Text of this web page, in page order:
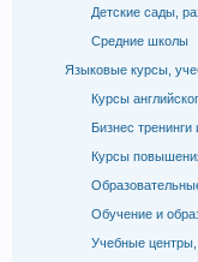
Детские сады,
Средние школы
Языковые курсы,
Курсы
Бизнес
Курсы
Обучение и
Учебные центры,